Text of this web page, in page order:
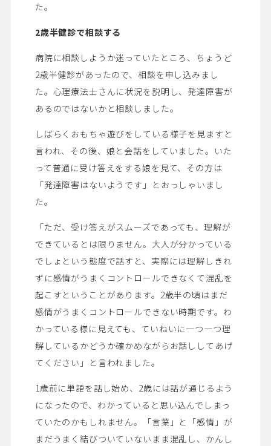
た。
2歳半健診で相談する
病院に相談しようか迷っていたところ、ちょうど
2歳半健診があったので、相談を申し込みまし
た。心理療法士さんに状況を説明し、発達障害が
あるのではないかと相談しました。
しばらくおもちゃ遊びをしている様子を見ますと
言われ、その後、娘と会話をしていました。いた
って普通に受け答えをする娘を見て、その方は
「発達障害はないようです」とおっしゃいまし
た。
「ただ、受け答えがスムーズであっても、理解が
できているとは限りません。大人が分かっている
でしょという態度で話すと、実際には理解しきれ
ずに感情がうまくコントロールできなくて混乱を
起こすということがあります。2歳半の頃はまだ
感情がうまくコントロールできない時期です。わ
かっている様に見えても、ていねいに一つ一つ理
解しているかどうか確かめながらお話ししてあげ
てください」と言われました。
1歳前に単語を話し始め、2歳には話が通じるよう
になったので、わかっていると思い込んでしまっ
ていたのかもしれません。「言葉」と「感情」が
まだうまく結びついていないまま混乱し、かんし